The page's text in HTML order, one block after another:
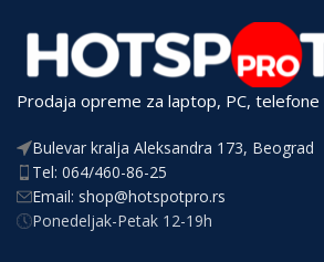
Prodaja opreme za laptop, PC,
Bulevar kralja Aleksandra 173, Beograd
Tel: 064/460-86-25
Email: shop@hotspotpro.rs
Ponedeljak-Petak 12-19h